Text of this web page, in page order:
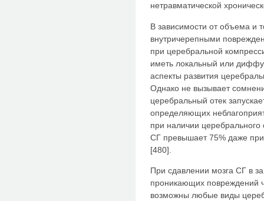
нетравматической
В зависимости от объема и
внутричерепными
при церебральной
иметь локальный или
аспекты развития
Однако не вызывает
церебральный отек
определяющих
при наличии церебрального
СГ превышает 75% даже
[480].
При сдавлении мозга СГ в
проникающих повреждений
возможны любые виды